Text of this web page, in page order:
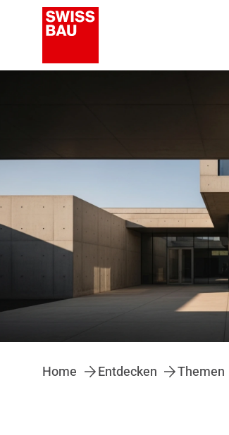
Home Entdecken Themen